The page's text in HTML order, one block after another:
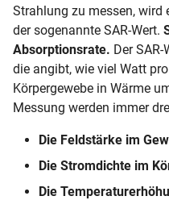
Strahlung zu messen, wird
der sogenannte SAR-Wert.
Absorptionsrate. Der
die angibt, wie viel Watt
Körpergewebe in Wärme
Messung werden immer
Die Feldstärke im
Die Stromdichte im
Die